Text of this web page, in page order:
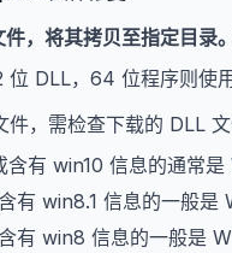
件，将其拷贝至指定目录。
位 DLL，64 位程序则
，需检查下载的 DLL
有 win10 信息的通常是
有 win8.1 信息的一般是
有 win8 信息的一般是